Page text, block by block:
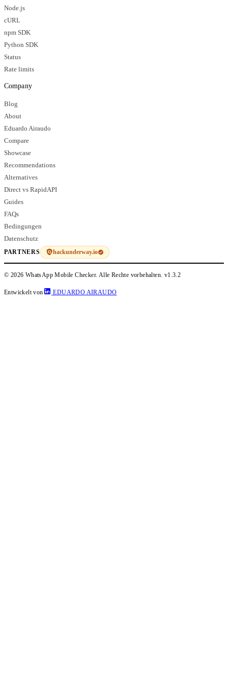
Node.js
cURL
npm SDK
Python SDK
Status
Rate limits
Company
Blog
About
Eduardo Airaudo
Compare
Showcase
Recommendations
Alternatives
Direct vs RapidAPI
Guides
FAQs
Bedingungen
Datenschutz
PARTNERS hackunderway.io
© 2026 WhatsApp Mobile Checker. Alle Rechte vorbehalten. v1.3.2
Entwickelt von EDUARDO AIRAUDO